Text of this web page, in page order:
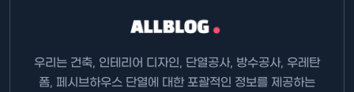
우리는 건축, 인테리어 디자인, 단열공사, 방수공사, 우레탄
폼, 페시브하우스 단열에 대한 포괄적인 정보를 제공하는